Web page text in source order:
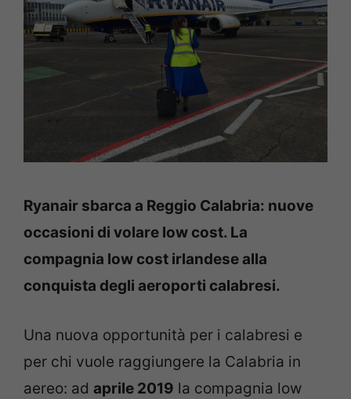
Ryanair sbarca a Reggio Calabria: nuove
occasioni di volare low cost. La
compagnia low cost irlandese alla
conquista degli aeroporti calabresi.
Una nuova opportunità per i calabresi e
per chi vuole raggiungere la Calabria in
aereo: ad aprile 2019 la compagnia low